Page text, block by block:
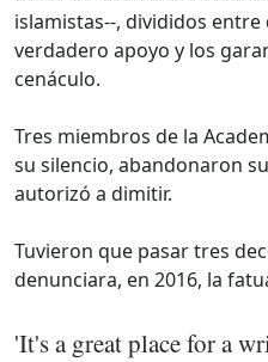
islamistas--, divididos
verdadero apoyo y los
cenáculo.
Tres miembros de la
su silencio, abandonaron
autorizó a dimitir.
Tuvieron que pasar tres
denunciara, en 2016, la
'It's a great place for a